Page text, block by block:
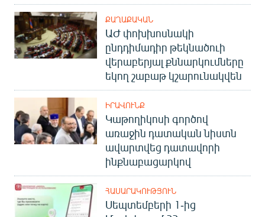
ՀԵՏԵՎԵՔ ՄԵԶ
«Ազատության» բոլոր կայքերը
ՔԱՂԱՔԱԿԱՆ
ԱԺ փոխխոսնակի
ընդդիմադիր թեկնածուի
վերաբերյալ քննարկումները
եկող շաբաթ կշարունակվեն
ԻՐԱՎՈՒՆՔ
Կաթողիկոսի գործով
առաջին դատական նիստն
ավարտվեց դատավորի
ինքնաբացարկով
ՀԱՍԱՐԱԿՈՒԹՅՈՒՆ
Սեպտեմբերի 1-ից